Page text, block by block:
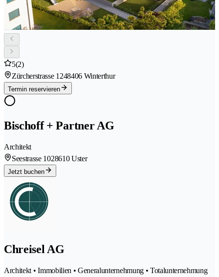
5(2)
Zürcherstrasse 1248406 Winterthur
Termin reservieren
Bischoff + Partner AG
Architekt
Seestrasse 1028610 Uster
Jetzt buchen
Chreisel AG
Architekt • Immobilien • Generalunternehmung • Totalunternehmung